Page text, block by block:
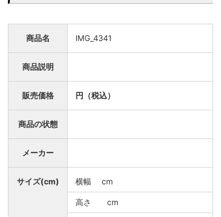
商品名 IMG_4341
商品説明
販売価格 円（税込）
商品の状態
メーカー
サイズ(cm) 横幅 cm
高さ cm